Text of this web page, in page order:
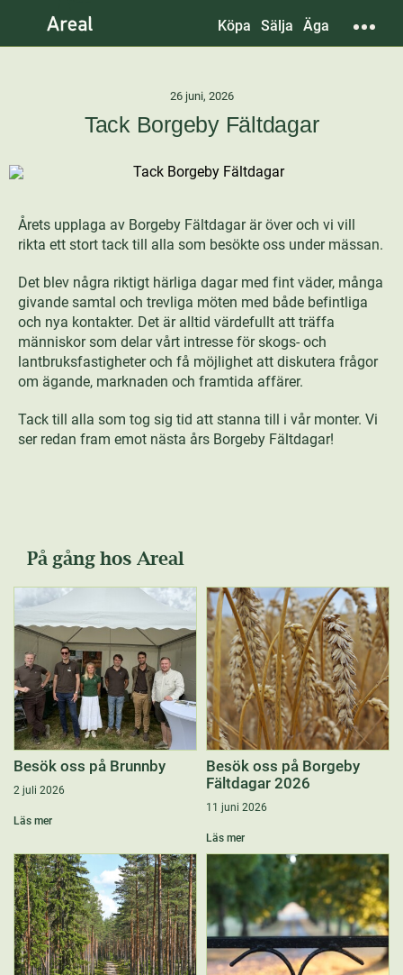
Köpa Sälja Äga
26 juni, 2026
Tack Borgeby Fältdagar
Årets upplaga av Borgeby Fältdagar är över och vi vill
rikta ett stort tack till alla som besökte oss under mässan.
Det blev några riktigt härliga dagar med fint väder, många
givande samtal och trevliga möten med både befintliga
och nya kontakter. Det är alltid värdefullt att träffa
människor som delar vårt intresse för skogs- och
lantbruksfastigheter och få möjlighet att diskutera frågor
om ägande, marknaden och framtida affärer.
Tack till alla som tog sig tid att stanna till i vår monter. Vi
ser redan fram emot nästa års Borgeby Fältdagar!
På gång hos Areal
Besök oss på Brunnby
2 juli 2026
Läs mer
Besök oss på Borgeby
Fältdagar 2026
11 juni 2026
Läs mer